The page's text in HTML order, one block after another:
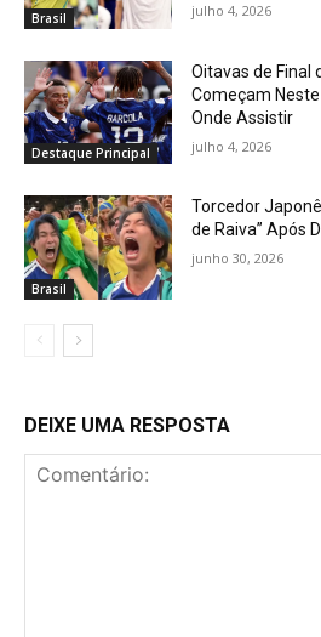
Brasil julho 4, 2026
Destaque Principal
Oitavas de Final
Começam
Onde Assistir
julho 4, 2026
Brasil
Torcedor
de Raiva” Após
junho 30, 2026
DEIXE UMA RESPOSTA